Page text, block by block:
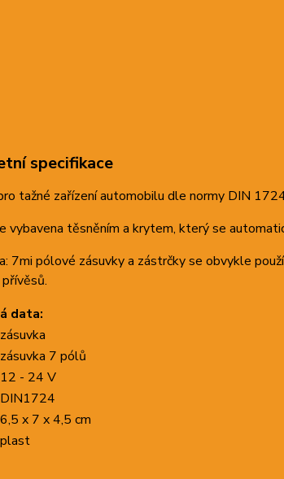
specifikace
tažné zařízení automobilu dle normy DIN
vybavena těsněním a krytem, který se
7mi pólové zásuvky a zástrčky se obvykle
data:
zásuvka
zásuvka 7 pólů
12 - 24 V
DIN1724
6,5 x 7 x 4,5 cm
plast